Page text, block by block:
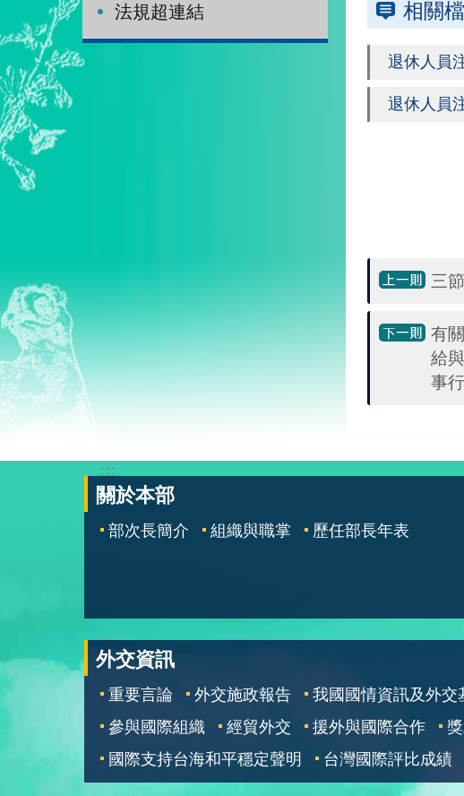
法規超連結 相關
退休人員
退休人員
三
有
給
事
:::
關於本部
部次長簡介 組織與職掌 歷任部長年表
外交資訊
重要言論 外交施政報告
我國國情資訊及外交
參與國際組織
經貿外交 援外與國際合作
國際支持台海和平穩定聲明
台灣國際評比成績